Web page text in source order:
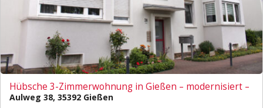
Hübsche 3-Zimmerwohnung in Gießen – modernisiert –
Aulweg 38, 35392 Gießen